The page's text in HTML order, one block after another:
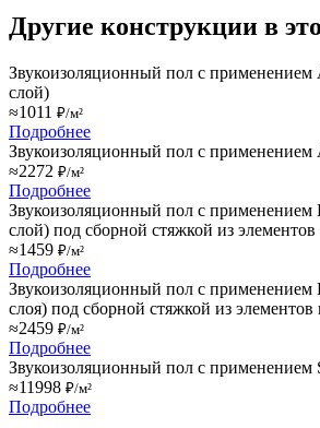
Другие конструкции в
Звукоизоляционный пол с применением
слой)
≈1011 ₽/м²
Подробнее
Звукоизоляционный пол с применением
≈2272 ₽/м²
Подробнее
Звукоизоляционный пол с применением
слой) под сборной стяжкой из
≈1459 ₽/м²
Подробнее
Звукоизоляционный пол с применением
слоя) под сборной стяжкой из
≈2459 ₽/м²
Подробнее
Звукоизоляционный пол с
≈11998 ₽/м²
Подробнее